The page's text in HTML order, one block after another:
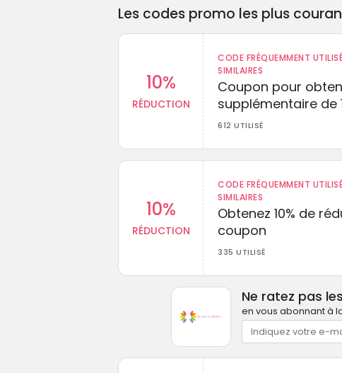
Les codes promo les plus
10%
RÉDUCTION
CODE FRÉQUEMMENT
SIMILAIRES
Coupon pour
supplémentaire de
612 UTILISÉ
10%
RÉDUCTION
CODE FRÉQUEMMENT
SIMILAIRES
Obtenez 10% de
coupon
335 UTILISÉ
Ne ratez pas
en vous abonnant à